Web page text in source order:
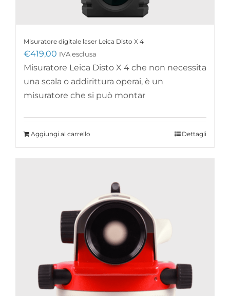
Misuratore digitale laser Leica Disto X 4
€419,00 IVA esclusa
Misuratore Leica Disto X 4 che non necessita
una scala o addirittura operai, è un
misuratore che si può montar
Aggiungi al carrello Dettagli